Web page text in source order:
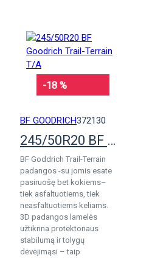
-18 %
BF GOODRICH372130
245/50R20 BF Goodrich Trail-Terrain T/A
BF Goddrich Trail-Terrain
padangos -su jomis esate
pasiruošę bet kokiems–
tiek asfaltuotiems, tiek
neasfaltuotiems keliams.
3D padangos lamelės
užtikrina protektoriaus
stabilumą ir tolygų
dėvėjimąsi – taip